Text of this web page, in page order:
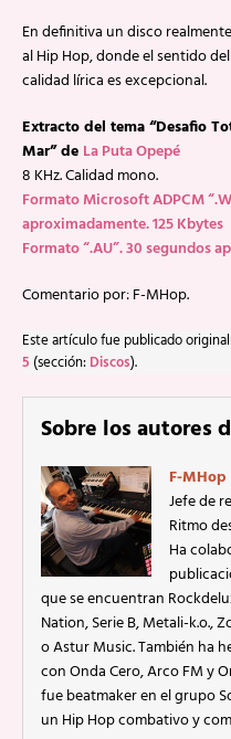
En definitiva un disco
al Hip Hop, donde el sentido
calidad lírica es excepcional.
Extracto del tema “Desafio
Mar” de La Puta Opepé
8 KHz. Calidad mono.
Formato Microsoft ADPCM
aproximadamente. 125 Kbytes
Formato “.AU”. 30 segundos
Comentario por: F-MHop.
Este artículo fue publicado
5 (sección: Discos).
Sobre los autores
F-MHop
Jefe de
Ritmo
Ha
que se encuentran
Nation, Serie B, Metali-k.o.,
o Astur Music. También ha
con Onda Cero, Arco FM y
fue beatmaker en el grupo
un Hip Hop combativo y